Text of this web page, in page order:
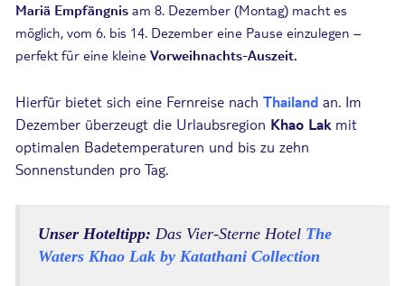
Mariä Empfängnis am 8. Dezember (Montag) macht es
möglich, vom 6. bis 14. Dezember eine Pause einzulegen –
perfekt für eine kleine Vorweihnachts-Auszeit.
Hierfür bietet sich eine Fernreise nach Thailand an. Im
Dezember überzeugt die Urlaubsregion Khao Lakmit
optimalen Badetemperaturen und bis zu zehn
Sonnenstunden pro Tag.
Unser Hoteltipp: Das Vier-Sterne Hotel The
Waters Khao Lak by Katathani Collection